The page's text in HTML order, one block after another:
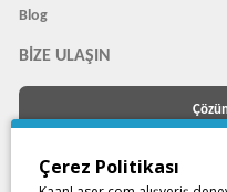
Blog
BIZE ULAŞIN
Çağrı Merkezimizi arayın
Çerez Politikası